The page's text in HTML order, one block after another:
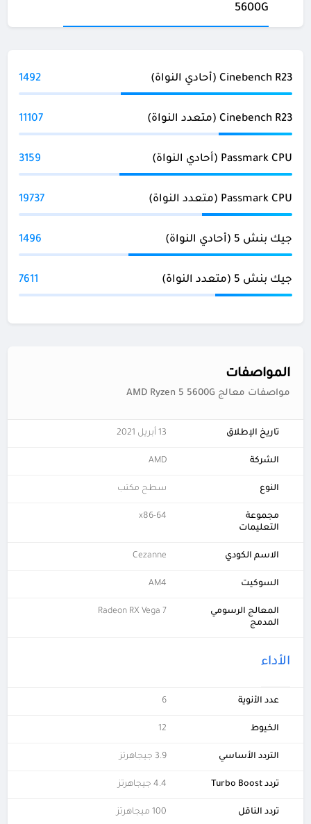
5600G
Cinebench R23 (أحادي النواة) 1492
Cinebench R23 (متعدد النواة) 11107
Passmark CPU (أحادي النواة) 3159
Passmark CPU (متعدد النواة) 19737
جيك بنش 5 (أحادي النواة) 1496
جيك بنش 5 (متعدد النواة) 7611
المواصفات
مواصفات معالج AMD Ryzen 5 5600G
تاريخ الإطلاق 13 أبريل 2021
الشركة AMD
النوع سطح مكتب
مجموعة
التعليمات
x86-64
الاسم الكودي Cezanne
السوكيت AM4
المعالج الرسومي
المدمج
Radeon RX Vega 7
الأداء
عدد الأنوية 6
الخيوط 12
التردد الأساسي 3.9 جيجاهرتز
تردد Turbo Boost 4.4 جيجاهرتز
تردد الناقل 100 ميجاهرتز